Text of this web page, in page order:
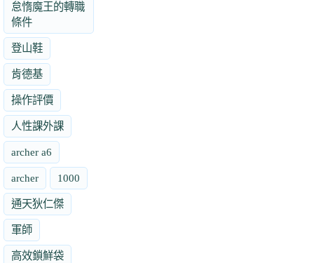
怠惰魔王的轉職
條件
登山鞋
肯德基
操作評價
人性課外課
archer a6
archer 1000
通天狄仁傑
軍師
高效鎖鮮袋